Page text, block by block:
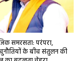
समरसता: परंपरा,
के बीच संतुलन की